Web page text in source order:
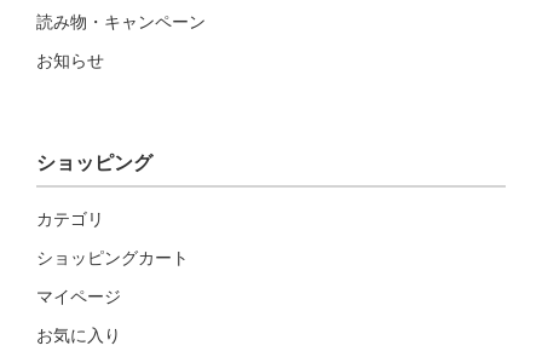
読み物・キャンペーン
お知らせ
ショッピング
カテゴリ
ショッピングカート
マイページ
お気に入り